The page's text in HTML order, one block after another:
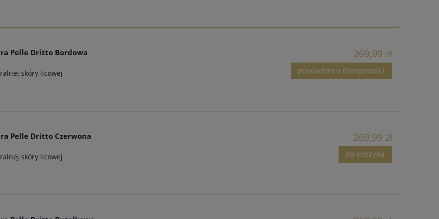
Pelle Dritto Bordowa
skóry licowej
269,99 zł
powiadom o dostępności
Pelle Dritto Czerwona
skóry licowej
269,99 zł
do koszyka